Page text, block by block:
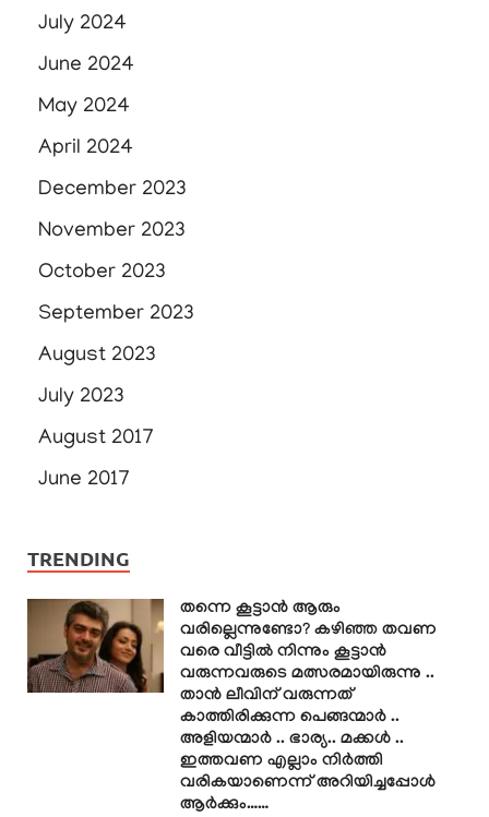
July 2024
June 2024
May 2024
April 2024
December 2023
November 2023
October 2023
September 2023
August 2023
July 2023
August 2017
June 2017
TRENDING
തന്നെ കൂട്ടാൻ ആരും
വരില്ലെന്നുണ്ടോ? കഴിഞ്ഞ തവണ
വരെ വീട്ടിൽ നിന്നും കൂട്ടാൻ
വരുന്നവരുടെ മത്സരമായിരുന്നു ..
താൻ ലീവിന് വരുന്നത്
കാത്തിരിക്കുന്ന പെങ്ങന്മാർ ..
അളിയന്മാർ .. ഭാര്യ.. മക്കൾ ..
ഇത്തവണ എല്ലാം നിർത്തി
വരികയാണെന്ന് അറിയിച്ചപ്പോൾ
ആർക്കും……